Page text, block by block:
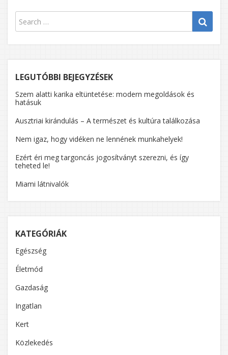
LEGUTÓBBI BEJEGYZÉSEK
Szem alatti karika eltüntetése: modern megoldások és
hatásuk
Ausztriai kirándulás – A természet és kultúra találkozása
Nem igaz, hogy vidéken ne lennének munkahelyek!
Ezért éri meg targoncás jogosítványt szerezni, és így
teheted le!
Miami látnivalók
KATEGÓRIÁK
Egészség
Életmód
Gazdaság
Ingatlan
Kert
Közlekedés